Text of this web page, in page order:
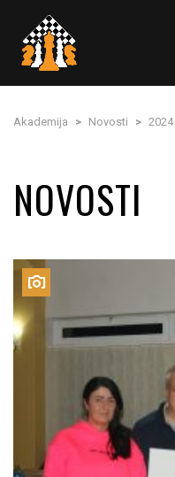
Akademija > Novosti > 2024
NOVOSTI